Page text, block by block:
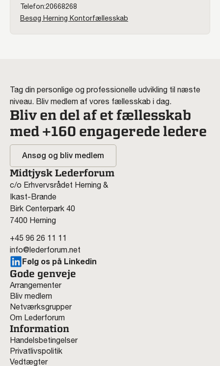
20668268
Besøg Herning Kontorfællesskab
Tag din personlige og professionelle udvikling til næste
niveau. Bliv medlem af vores fællesskab i dag.
Bliv en del af et fællesskab
med +160 engagerede ledere
Ansøg og bliv medlem
Midtjysk Lederforum
c/o Erhvervsrådet Herning &
Ikast-Brande
Birk Centerpark 40
7400 Herning
+45 96 26 11 11
info@lederforum.net
Følg os på Linkedin
Gode genveje
Arrangementer
Bliv medlem
Netværksgrupper
Om Lederforum
Information
Handelsbetingelser
Privatlivspolitik
Vedtægter